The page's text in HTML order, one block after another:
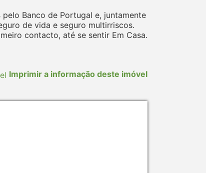
Banco de Portugal e, juntamente
de vida e seguro multirriscos.
contacto, até se sentir Em Casa.
Imprimir a informação deste imóvel